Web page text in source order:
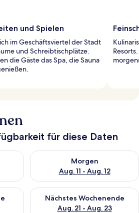
und Spielen
im Geschäftsviertel der Stadt
und Schreibtischplätze.
die Gäste das Spa, die Sauna
für diese Daten
für heute Nacht, Aug. 10 - Aug.
Morgen
Aug. 11 - Aug. 12
Überprüfe die Verfügbarkeit
für dieses Wochenende, Aug. 14
Nächstes Wochenende
Aug. 21 - Aug. 23
Überprüfe die Verfügbarkeit